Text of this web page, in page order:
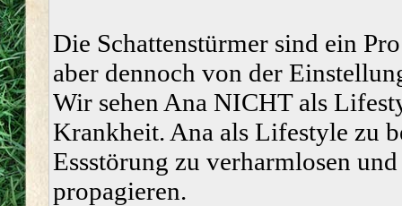
Die Schattenstürmer sind ein
aber dennoch von der
Wir sehen Ana NICHT als
Krankheit. Ana als Lifestyle zu
Essstörung zu verharmlosen
propagieren.